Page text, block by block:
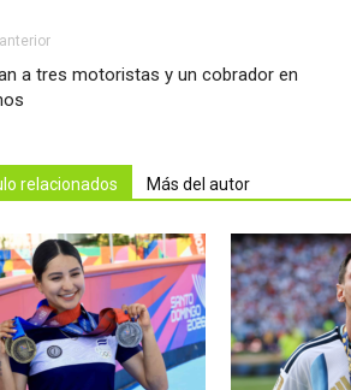
a tres motoristas y un cobrador en
relacionados Más del autor